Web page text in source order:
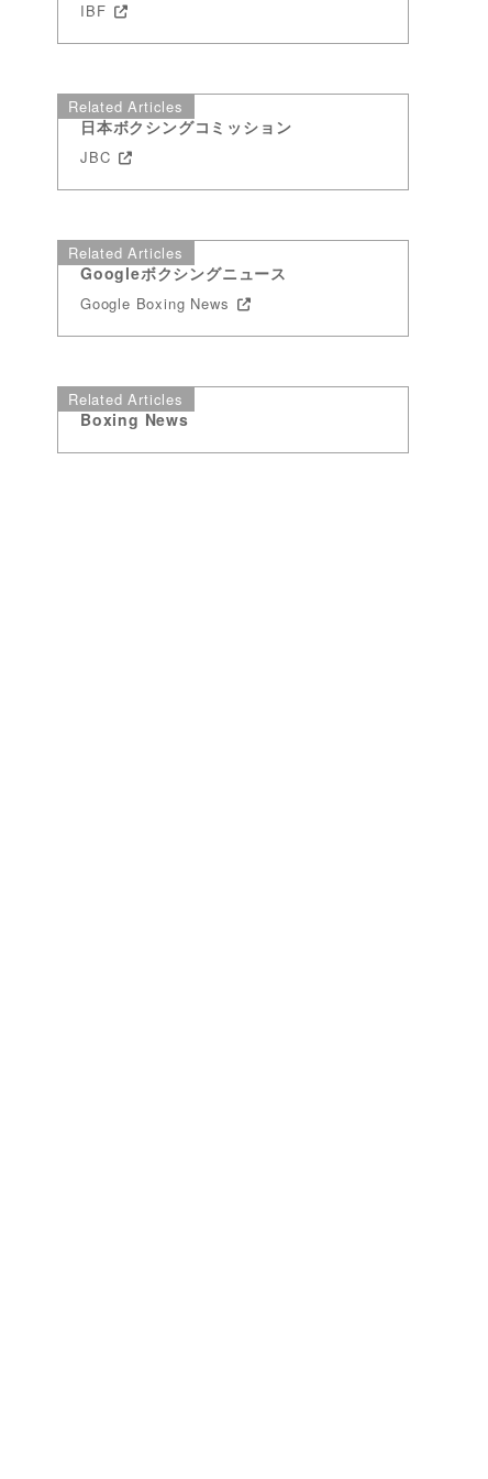
IBF
Related Articles
日本ボクシングコミッション
JBC
Related Articles
Googleボクシングニュース
Google Boxing News
Related Articles
Boxing News